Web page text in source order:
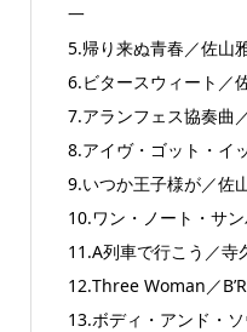
一
5.帰り来ぬ青春／佐山
6.ビタースウィート／
7.アランフェス協奏曲
8.アイヴ・ゴット・イ
9.いつか王子様が／佐
10.ワン・ノート・サ
11.A列車で行こう／寺
12.Three Woman／
13.ボディ・アンド・